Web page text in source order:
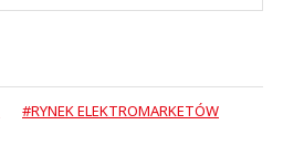
#RYNEK ELEKTROMARKETÓW